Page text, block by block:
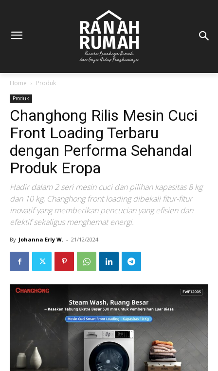
Home Produk
Produk
Changhong Rilis Mesin Cuci
Front Loading Terbaru
dengan Performa Sehandal
Produk Eropa
Hadir dalam 2 seri mesin cuci dan pilihan kapasitas 8 kg
dan 10 kg, Changhong front loading dibekali fitur-fitur
inovatif yang memberikan pencucian yang efisien dan
efektif sekaligus menghemat energi.
By Johanna Erly W. - 21/12/2024